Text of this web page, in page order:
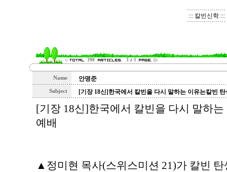
::: 칼빈신학 :::
390 3 8
Name 안명준
Subject [기장 18신]한국에서 칼빈을 다시 말하는 이유는칼빈
[기장 18신]한국에서 칼빈을 다시 말하
예배
▲정미현 목사(스위스미션 21)가 칼빈